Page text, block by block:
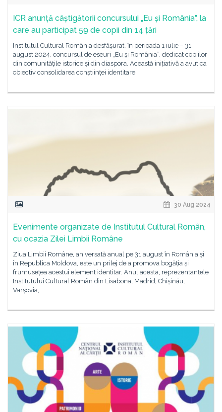
ICR anunță câștigătorii concursului „Eu și România”, la
care au participat 59 de copii din 14 țări
Institutul Cultural Român a desfășurat, în perioada 1 iulie – 31
august 2024, concursul de eseuri „Eu și România”, dedicat copiilor
din comunitățile istorice și din diaspora. Această inițiativă a avut ca
obiectiv consolidarea conștiinței identitare
30 Aug 2024
Evenimente organizate de Institutul Cultural Român,
cu ocazia Zilei Limbii Române
Ziua Limbii Române, aniversată anual pe 31 august în România și
în Republica Moldova, este un prilej de a promova bogăția și
frumusețea acestui element identitar. Anul acesta, reprezentanțele
Institutului Cultural Român din Lisabona, Madrid, Chișinău,
Varșovia,